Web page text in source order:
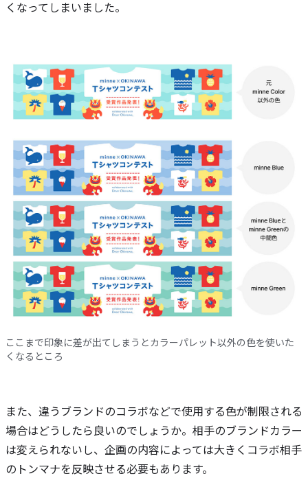
くなってしまいました。
ここまで印象に差が出てしまうとカラーパレット以外の色を使いた
くなるところ
また、違うブランドのコラボなどで使用する色が制限される
場合はどうしたら良いのでしょうか。相手のブランドカラー
は変えられないし、企画の内容によっては大きくコラボ相手
のトンマナを反映させる必要もあります。